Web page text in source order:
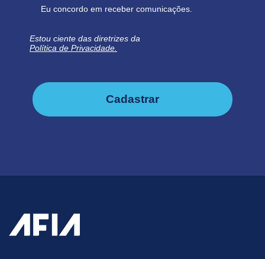
Eu concordo em receber comunicações.
Estou ciente das diretrizes da
Política de Privacidade.
Cadastrar